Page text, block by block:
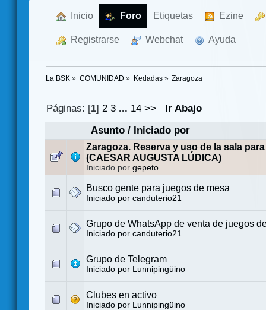
Inicio Foro Etiquetas Ezine
Registrarse Webchat Ayuda
La BSK » COMUNIDAD » Kedadas» Zaragoza
Páginas: [1]2 3 ... 14 >>
Ir Abajo
Asunto/ Iniciado por
Zaragoza. Reserva y uso de la sala
(CAESAR AUGUSTA LÚDICA)
Iniciado por gepeto
Busco gente para juegos de mesa
Iniciado por canduterio21
Grupo de WhatsApp de venta de juegos
Iniciado por canduterio21
Grupo de Telegram
Iniciado por Lunnipingüino
Clubes en activo
Iniciado por Lunnipingüino